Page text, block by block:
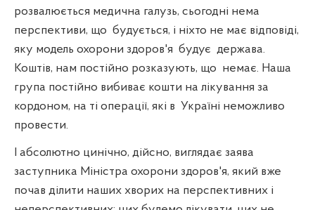
розвалюється медична галузь, сьогодні нема
перспективи, що будується, і ніхто не має відповіді,
яку модель охорони здоров'я будує держава.
Коштів, нам постійно розказують, що немає. Наша
група постійно вибиває кошти на лікування за
кордоном, на ті операції, які в Україні неможливо
провести.
І абсолютно цинічно, дійсно, виглядає заява
заступника Міністра охорони здоров'я, який вже
почав ділити наших хворих на перспективних і